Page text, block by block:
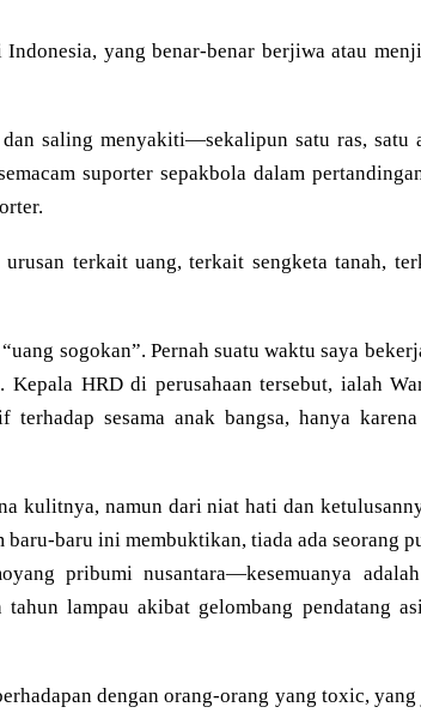
yang benar-benar berjiwa atau
saling menyakiti—sekalipun satu ras, satu
suporter sepakbola dalam
terkait uang, terkait sengketa tanah,
sogokan”. Pernah suatu waktu saya
HRD di perusahaan tersebut, ialah
sesama anak bangsa, hanya
kulitnya, namun dari niat hati dan
baru ini membuktikan, tiada ada seorang
pribumi nusantara—kesemuanya
lampau akibat gelombang pendatang
dengan orang-orang yang toxic, yang